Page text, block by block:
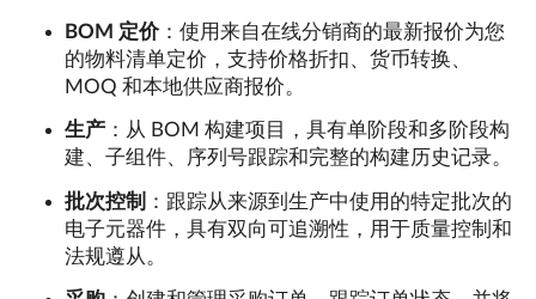
BOM 定价：使用来自在线分销商的最新报价为您
的物料清单定价，支持价格折扣、货币转换、
MOQ 和本地供应商报价。
生产 ：从 BOM 构建项目，具有单阶段和多阶段构
建、子组件、序列号跟踪和完整的构建历史记录。
批次控制
：跟踪从来源到生产中使用的特定批次的
电子元器件，具有双向可追溯性，用于质量控制和
法规遵从。